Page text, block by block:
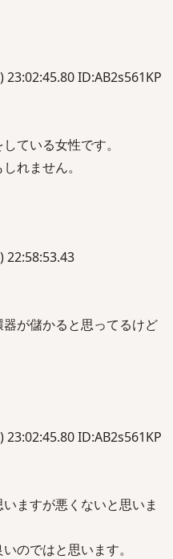
ID:AB2s561KP
ている女性です。
れません。
22:58:53.43
が儲かると思ってるけど
ID:AB2s561KP
ますが悪くないと思いま
のではと思います。